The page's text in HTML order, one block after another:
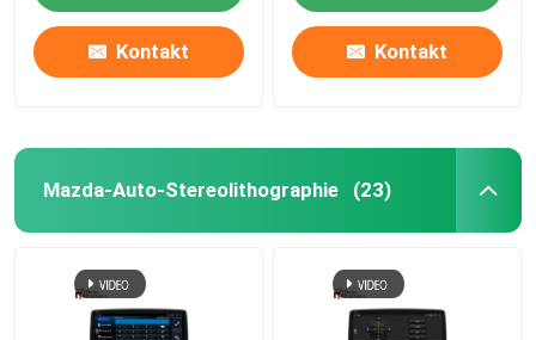
Kontakt Kontakt
Mazda-Auto-Stereolithographie (23)